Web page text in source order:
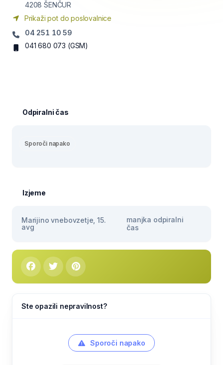
4208 ŠENČUR
Prikaži pot do poslovalnice
04 251 10 59
041 680 073 (GSM)
Odpiralni čas
Sporoči napako
Izjeme
Marijino vnebovzetje, 15.
avg
manjka odpiralni
čas
Ste opazili nepravilnost?
Sporoči napako